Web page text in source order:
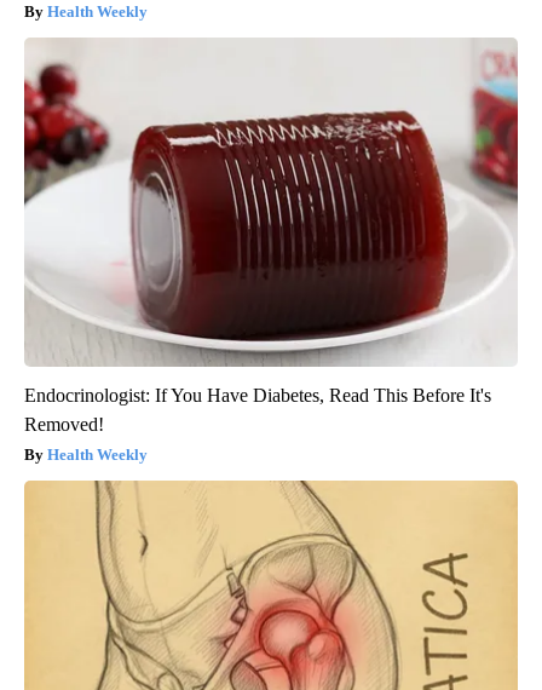
Health Weekly
Endocrinologist: If You Have Diabetes, Read This Before It's
Removed!
Health Weekly